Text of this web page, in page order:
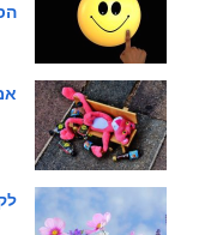
אמא